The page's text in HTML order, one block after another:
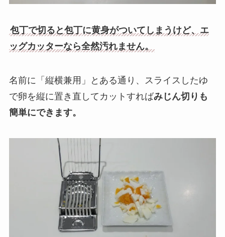
包丁で切ると包丁に黄身がついてしまうけど、エ
ッグカッターなら全然汚れません。
名前に「縦横兼用」とある通り、スライスしたゆ
で卵を縦に置き直してカットすればみじん切りも
簡単にできます。